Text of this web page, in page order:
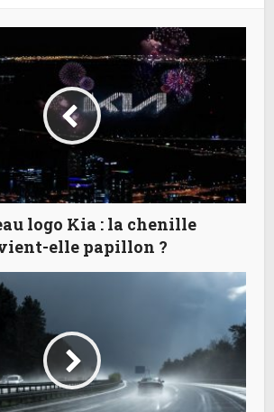
logo Kia : la chenille
elle papillon ?